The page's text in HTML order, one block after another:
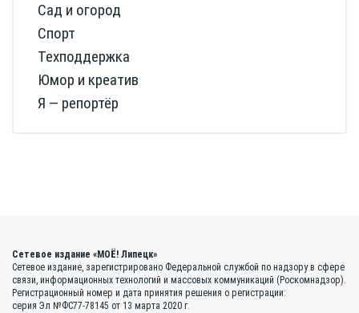
Сад и огород
Спорт
Техподдержка
Юмор и креатив
Я — репортёр
Сетевое издание «МОЁ! Липецк»
Сетевое издание, зарегистрировано Федеральной службой по надзору в сфере
связи, информационных технологий и массовых коммуникаций (Роскомнадзор).
Регистрационный номер и дата принятия решения о регистрации:
серия Эл №ФС77-78145 от 13 марта 2020 г.